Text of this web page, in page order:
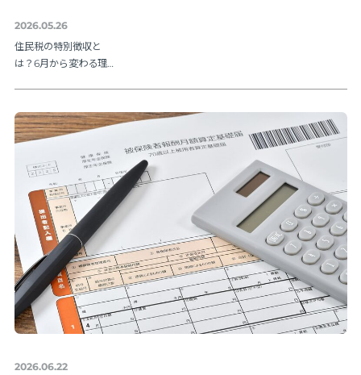
2026.05.26
住民税の特別徴収と
は？6月から変わる理由
2026.06.22